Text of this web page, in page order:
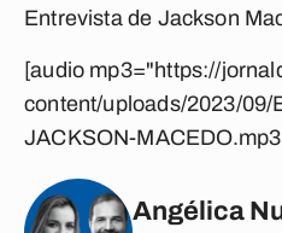
Entrevista de Jackson
[audio mp3="https://
content/uploads/2023/09/
JACKSON-
Angélica